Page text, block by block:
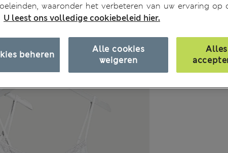
waaronder het verbeteren van uw ervaring op
U leest ons volledige cookiebeleid hier.
Alle cookies
weigeren
Alles
beheren